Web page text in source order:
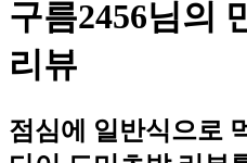
구름2456님의
리뷰
점심에 일반식으로